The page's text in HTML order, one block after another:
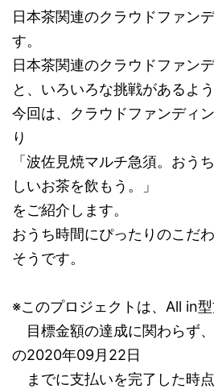
日本茶関連のクラウドファン
す。
日本茶関連のクラウドファン
と、いろいろな挑戦があるよう
今回は、クラウドファンディ
り
「波佐見焼マルチ急須。おう
しいお茶を飲もう。」
をご紹介します。
おうち時間にぴったりのこだ
そうです。
※このプロジェクトは、All in型
目標金額の達成に関わらず
の2020年09月22日
までに支払いを完了した時